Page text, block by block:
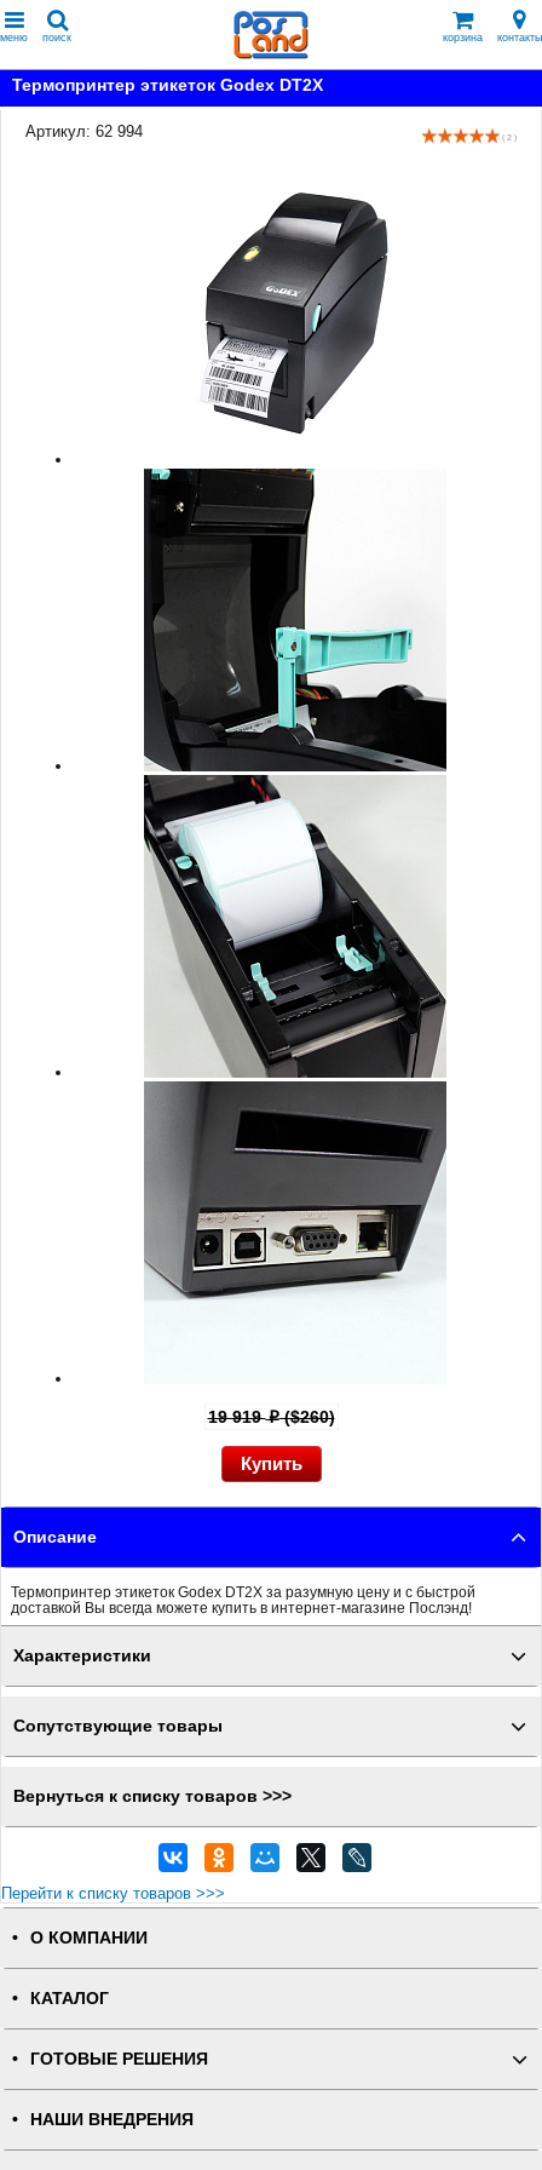
меню поиск корзина контакты
Термопринтер этикеток Godex DT2X
Артикул: 62 994 ( 2 )
19 919p($260)
Описание
Термопринтер этикеток Godex DT2X за разумную цену и с быстрой
доставкой Вы всегда можете купить в интернет-магазине Послэнд!
Характеристики
Сопутствующие товары
Вернуться к списку товаров >>>
Перейти к списку товаров >>>
О КОМПАНИИ
КАТАЛОГ
ГОТОВЫЕ РЕШЕНИЯ
НАШИ ВНЕДРЕНИЯ